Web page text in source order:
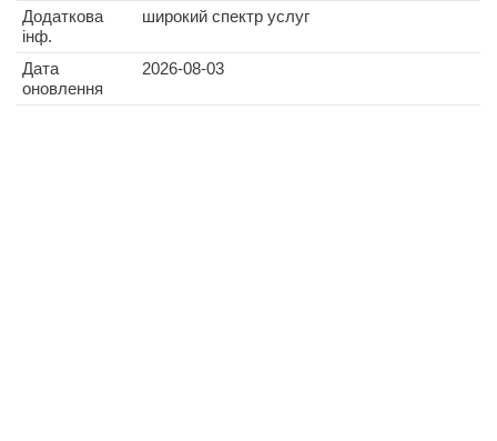
Додаткова
інф.
широкий спектр услуг
Дата
оновлення
2026-08-03